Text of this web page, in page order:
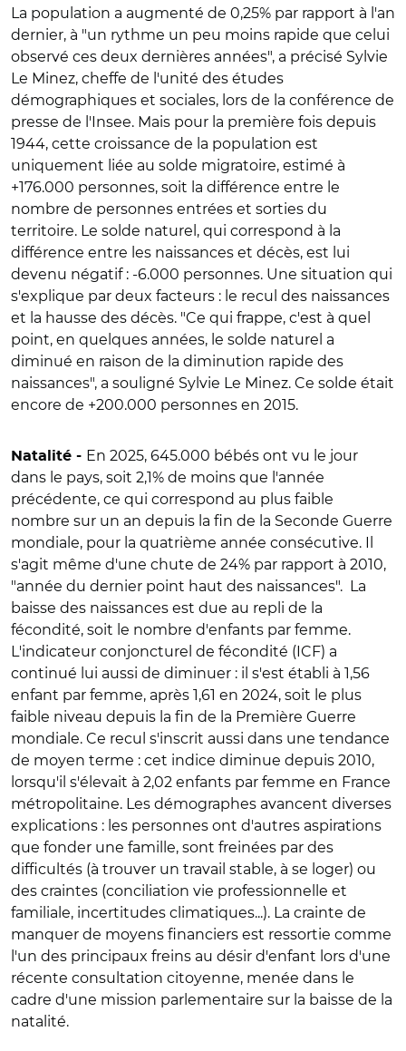
La population a augmenté de 0,25% par rapport à l'an
dernier, à "un rythme un peu moins rapide que celui
observé ces deux dernières années", a précisé Sylvie
Le Minez, cheffe de l'unité des études
démographiques et sociales, lors de la conférence de
presse de l'Insee. Mais pour la première fois depuis
1944, cette croissance de la population est
uniquement liée au solde migratoire, estimé à
+176.000 personnes, soit la différence entre le
nombre de personnes entrées et sorties du
territoire. Le solde naturel, qui correspond à la
différence entre les naissances et décès, est lui
devenu négatif : -6.000 personnes. Une situation qui
s'explique par deux facteurs : le recul des naissances
et la hausse des décès. "Ce qui frappe, c'est à quel
point, en quelques années, le solde naturel a
diminué en raison de la diminution rapide des
naissances", a souligné Sylvie Le Minez. Ce solde était
encore de +200.000 personnes en 2015.
Natalité - En 2025, 645.000 bébés ont vu le jour
dans le pays, soit 2,1% de moins que l'année
précédente, ce qui correspond au plus faible
nombre sur un an depuis la fin de la Seconde Guerre
mondiale, pour la quatrième année consécutive. Il
s'agit même d'une chute de 24% par rapport à 2010,
"année du dernier point haut des naissances". La
baisse des naissances est due au repli de la
fécondité, soit le nombre d'enfants par femme.
L'indicateur conjoncturel de fécondité (ICF) a
continué lui aussi de diminuer : il s'est établi à 1,56
enfant par femme, après 1,61 en 2024, soit le plus
faible niveau depuis la fin de la Première Guerre
mondiale. Ce recul s'inscrit aussi dans une tendance
de moyen terme : cet indice diminue depuis 2010,
lorsqu'il s'élevait à 2,02 enfants par femme en France
métropolitaine. Les démographes avancent diverses
explications : les personnes ont d'autres aspirations
que fonder une famille, sont freinées par des
difficultés (à trouver un travail stable, à se loger) ou
des craintes (conciliation vie professionnelle et
familiale, incertitudes climatiques...). La crainte de
manquer de moyens financiers est ressortie comme
l'un des principaux freins au désir d'enfant lors d'une
récente consultation citoyenne, menée dans le
cadre d'une mission parlementaire sur la baisse de la
natalité.